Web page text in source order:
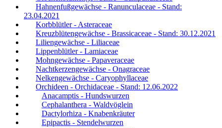
Hahnenfußgewächse - Ranunculaceae - Stand:
23.04.2021
Korbblütler - Asteraceae
Kreuzblütengewächse - Brassicaceae - Stand: 30.12.2021
Liliengewächse - Liliaceae
Lippenblütler - Lamiaceae
Mohngewächse - Papaveraceae
Nachtkerzengewächse - Onagraceae
Nelkengewächse - Caryophyllaceae
Orchideen - Orchidaceae - Stand: 12.06.2022
Anacamptis - Hundswurzen
Cephalanthera - Waldvöglein
Dactylorhiza - Knabenkräuter
Epipactis - Stendelwurzen